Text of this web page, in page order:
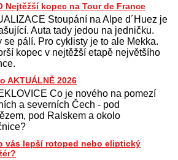
Nejtěžší kopec na Tour de France
Stoupání na Alpe d´Huez je
Auta tady jedou na jedničku.
se pálí. Pro cyklisty je to ale Mekka.
kopec v nejtěžší etapě největšího
AKTUÁLNĚ 2026
Co je nového na pomezí
a severních Čech - pod
pod Ralskem a okolo
vás lepší rotoped nebo eliptický